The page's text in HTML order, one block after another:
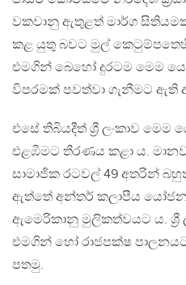
වකවානු ඇතුළත් මාර්ග
කළ යුතු බවට මුල් කෙටුම්පතෙහි
එමගින් බෙහෝ දුරටම මෙම
විපරමක් පවත්වා ගැනීමට ඇති
එසේ තිබියදීත් ශ්‍රී ලංකාව
එළඹීමට තීරණය කළා ය.
සාමාජික රටවල් 49 අතරින්
ඇත්තේ අන්තර් කලාපීය
ඇමෙරිකානු මුලිකත්වයට ය. ශ්‍රී
එමගින් හෝ රාජපක්ෂ
පතමු.